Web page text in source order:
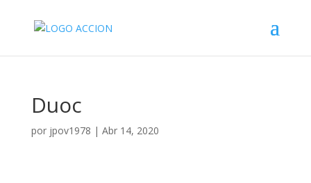
Duoc
por jpov1978 | Abr 14, 2020